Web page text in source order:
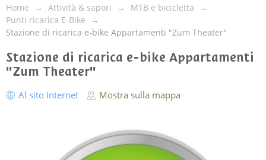
Home Attività & sapori
MTB e bicicletta
Punti ricarica E-Bike
Stazione di ricarica e-bike Appartamenti "Zum Theater"
Stazione di ricarica e-bike Appartamenti
"Zum Theater"
Al sito Internet Mostra sulla mappa